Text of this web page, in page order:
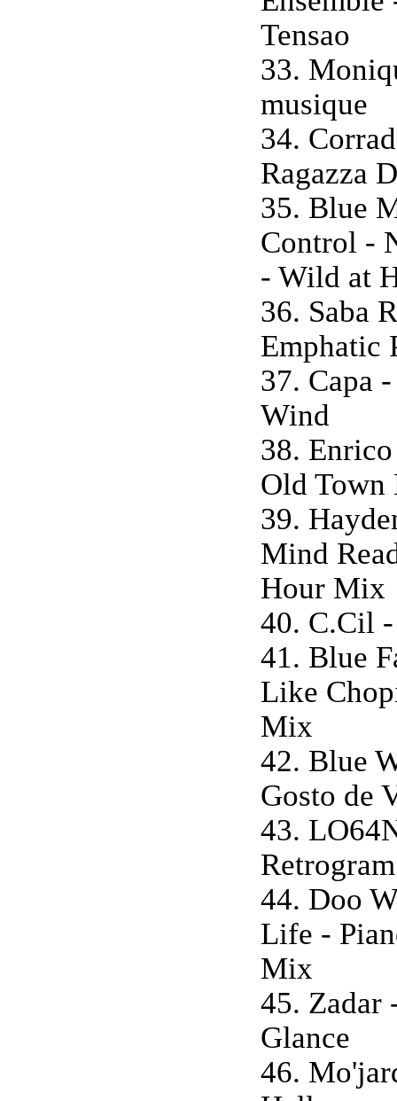
Tensao
33.
musique
34.
Ragazza
35. Blue
Control -
- Wild at
36. Saba
Emphatic
37. Capa
Wind
38.
Old Town
39.
Mind
Hour Mix
40. C.Cil -
41. Blue
Like
Mix
42. Blue
Gosto de
43.
Retrogram
44. Doo
Life -
Mix
45. Zadar
Glance
46.